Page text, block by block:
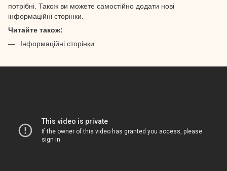
потрібні. Також ви можете самостійно додати нові
інформаційні сторінки.
Читайте також:
Інформаційні сторінки